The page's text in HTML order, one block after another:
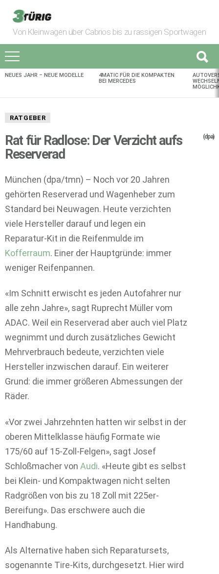
Von Kleinwagen über Cabrios bis zu rassigen Sportwagen
AKTUELLES
NEUES JAHR – NEUE MODELLE
4MATIC FÜR DIE KOMPAKTEN
BEI MERCEDES
RATGEBER
Rat für Radlose: Der Verzicht aufs
Reserverad
(dpa)
München (dpa/tmn) – Noch vor 20 Jahren
gehörten Reserverad und Wagenheber zum
Standard bei Neuwagen. Heute verzichten
viele Hersteller darauf und legen ein
Reparatur-Kit in die Reifenmulde im
Kofferraum. Einer der Hauptgründe: immer
weniger Reifenpannen.
«Im Schnitt erwischt es jeden Autofahrer nur
alle zehn Jahre», sagt Ruprecht Müller vom
ADAC. Weil ein Reserverad aber auch viel Platz
wegnimmt und durch zusätzliches Gewicht
Mehrverbrauch bedeute, verzichten viele
Hersteller inzwischen darauf. Ein weiterer
Grund: die immer größeren Abmessungen der
Räder.
«Vor zwei Jahrzehnten hatten wir selbst in der
oberen Mittelklasse häufig Formate wie
175/60 auf 15-Zoll-Felgen», sagt Josef
Schloßmacher von Audi. «Heute gibt es selbst
bei Klein- und Kompaktwagen nicht selten
Radgrößen von bis zu 18 Zoll mit 225er-
Bereifung». Das erschwere auch die
Handhabung.
Als Alternative haben sich Reparatursets,
sogenannte Tire-Kits, durchgesetzt. Hier wird